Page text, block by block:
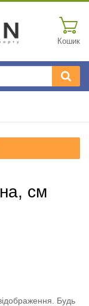
Кошик
см
Будь